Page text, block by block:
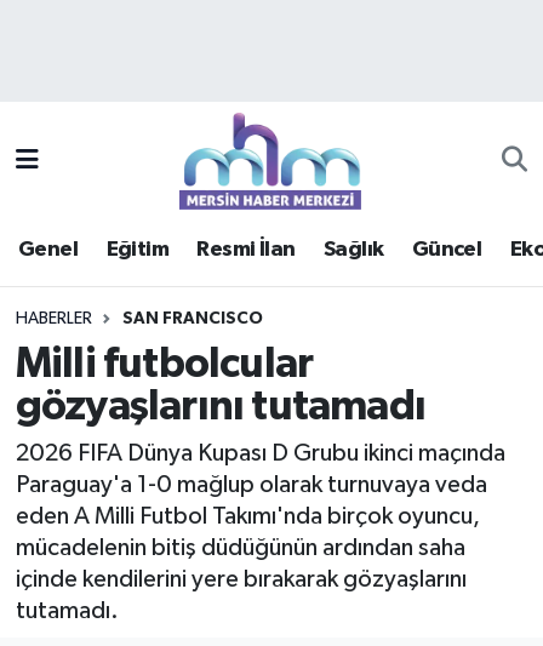
Genel Eğitim Resmi İlan Sağlık Güncel
HABERLER SAN FRANCISCO
Milli futbolcular
gözyaşlarını tutamadı
2026 FIFA Dünya Kupası D Grubu ikinci maçında
Paraguay'a 1-0 mağlup olarak turnuvaya veda
eden A Milli Futbol Takımı'nda birçok oyuncu,
mücadelenin bitiş düdüğünün ardından saha
içinde kendilerini yere bırakarak gözyaşlarını
tutamadı.
Güncel
Haberde insan
Kültür - Sanat
Magazin
Mersin Trafik Yoğunluk Haritası
Süper Lig Puan Durumu ve Fikstür
Haber Arşivi